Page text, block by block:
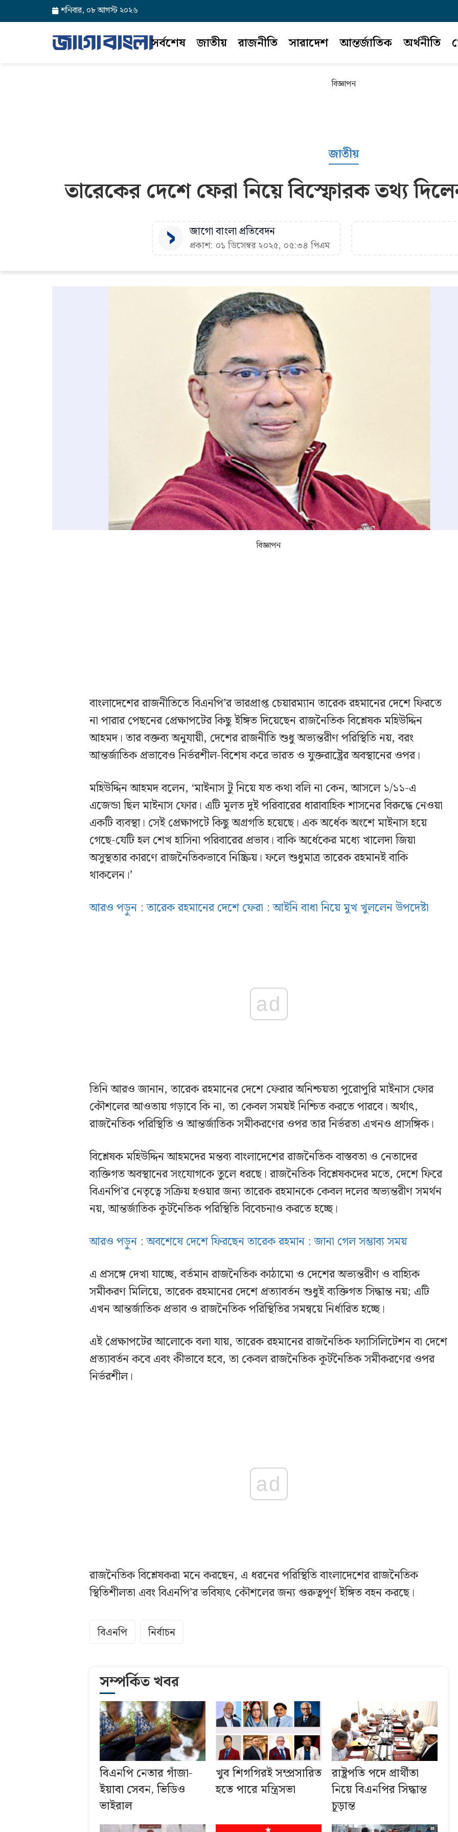
শনিবার, ০৮ আগস্ট ২০২৬
সর্বশেষ জাতীয় রাজনীতি সারাদেশ আন্তর্জাতিক অর্থনীতি
বিজ্ঞাপন
জাতীয়
তারেকের দেশে ফেরা নিয়ে বিস্ফোরক তথ্য
জাগো বাংলা প্রতিবেদন
প্রকাশ: ০১ ডিসেম্বর ২০২৫, ০৫:৩৪ পিএম
বিজ্ঞাপন
বাংলাদেশের রাজনীতিতে বিএনপি’র ভারপ্রাপ্ত চেয়ারম্যান তারেক রহমানের দেশে ফিরতে
না পারার পেছনের প্রেক্ষাপটের কিছু ইঙ্গিত দিয়েছেন রাজনৈতিক বিশ্লেষক মহিউদ্দিন
আহমদ। তার বক্তব্য অনুযায়ী, দেশের রাজনীতি শুধু অভ্যন্তরীণ পরিস্থিতি নয়, বরং
আন্তর্জাতিক প্রভাবেও নির্ভরশীল-বিশেষ করে ভারত ও যুক্তরাষ্ট্রের অবস্থানের ওপর।
মহিউদ্দিন আহমদ বলেন, ‘মাইনাস টু নিয়ে যত কথা বলি না কেন, আসলে ১/১১-এ
এজেন্ডা ছিল মাইনাস ফোর। এটি মূলত দুই পরিবারের ধারাবাহিক শাসনের বিরুদ্ধে নেওয়া
একটি ব্যবস্থা। সেই প্রেক্ষাপটে কিছু অগ্রগতি হয়েছে। এক অর্ধেক অংশে মাইনাস হয়ে
গেছে-যেটি হল শেখ হাসিনা পরিবারের প্রভাব। বাকি অর্ধেকের মধ্যে খালেদা জিয়া
অসুস্থতার কারণে রাজনৈতিকভাবে নিষ্ক্রিয়। ফলে শুধুমাত্র তারেক রহমানই বাকি
থাকলেন।’
আরও পড়ুন : তারেক রহমানের দেশে ফেরা : আইনি বাধা নিয়ে মুখ খুললেন উপদেষ্টা
ad
তিনি আরও জানান, তারেক রহমানের দেশে ফেরার অনিশ্চয়তা পুরোপুরি মাইনাস ফোর
কৌশলের আওতায় গড়াবে কি না, তা কেবল সময়ই নিশ্চিত করতে পারবে। অর্থাৎ,
রাজনৈতিক পরিস্থিতি ও আন্তর্জাতিক সমীকরণের ওপর তার নির্ভরতা এখনও প্রাসঙ্গিক।
বিশ্লেষক মহিউদ্দিন আহমদের মন্তব্য বাংলাদেশের রাজনৈতিক বাস্তবতা ও নেতাদের
ব্যক্তিগত অবস্থানের সংযোগকে তুলে ধরছে। রাজনৈতিক বিশ্লেষকদের মতে, দেশে ফিরে
বিএনপি’র নেতৃত্বে সক্রিয় হওয়ার জন্য তারেক রহমানকে কেবল দলের অভ্যন্তরীণ সমর্থন
নয়, আন্তর্জাতিক কূটনৈতিক পরিস্থিতি বিবেচনাও করতে হচ্ছে।
আরও পড়ুন : অবশেষে দেশে ফিরছেন তারেক রহমান : জানা গেল সম্ভাব্য সময়
এ প্রসঙ্গে দেখা যাচ্ছে, বর্তমান রাজনৈতিক কাঠামো ও দেশের অভ্যন্তরীণ ও বাহ্যিক
সমীকরণ মিলিয়ে, তারেক রহমানের দেশে প্রত্যাবর্তন শুধুই ব্যক্তিগত সিদ্ধান্ত নয়; এটি
এখন আন্তর্জাতিক প্রভাব ও রাজনৈতিক পরিস্থিতির সমন্বয়ে নির্ধারিত হচ্ছে।
এই প্রেক্ষাপটের আলোকে বলা যায়, তারেক রহমানের রাজনৈতিক ফ্যাসিলিটেশন বা দেশে
প্রত্যাবর্তন কবে এবং কীভাবে হবে, তা কেবল রাজনৈতিক কূটনৈতিক সমীকরণের ওপর
নির্ভরশীল।
ad
রাজনৈতিক বিশ্লেষকরা মনে করছেন, এ ধরনের পরিস্থিতি বাংলাদেশের রাজনৈতিক
স্থিতিশীলতা এবং বিএনপি’র ভবিষ্যৎ কৌশলের জন্য গুরুত্বপূর্ণ ইঙ্গিত বহন করছে।
বিএনপি নির্বাচন
সম্পর্কিত খবর
বিএনপি নেতার গাঁজা-
ইয়াবা সেবন, ভিডিও
ভাইরাল
খুব শিগগিরই সম্প্রসারিত
হতে পারে মন্ত্রিসভা
রাষ্ট্রপতি পদে প্রার্থীতা
নিয়ে বিএনপির সিদ্ধান্ত
চূড়ান্ত